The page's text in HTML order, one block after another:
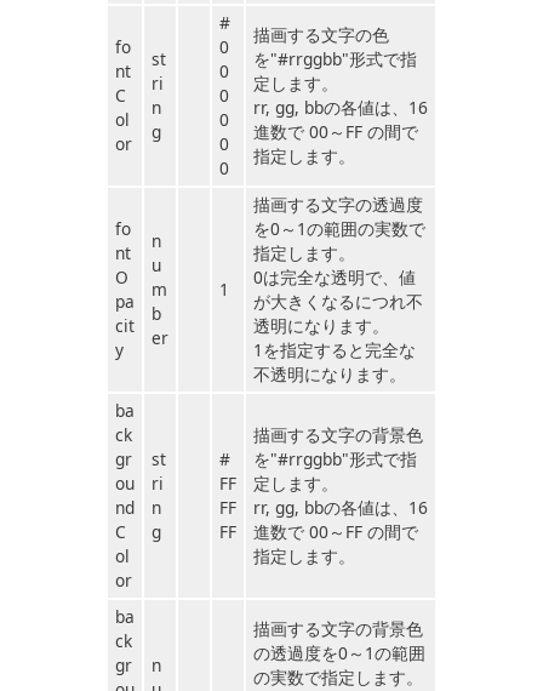
fo
nt
C
ol
or
st
ri
n
g
#
0
0
0
0
0
0
描画する文字の色
を"#rrggbb"形式で指
定します。
rr, gg, bbの各値は、16
進数で 00～FF の間で
指定します。
fo
nt
O
pa
cit
y
n
u
m
b
er
1
描画する文字の透過度
を0～1の範囲の実数で
指定します。
0は完全な透明で、値
が大きくなるにつれ不
透明になります。
1を指定すると完全な
不透明になります。
ba
ck
gr
ou
nd
C
ol
or
st
ri
n
g
#
FF
FF
FF
描画する文字の背景色
を"#rrggbb"形式で指
定します。
rr, gg, bbの各値は、16
進数で 00～FF の間で
指定します。
ba
ck
gr
n
描画する文字の背景色
の透過度を0～1の範囲
の実数で指定します。